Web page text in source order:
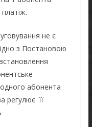
не є
з Постановою
абонента
регулює її